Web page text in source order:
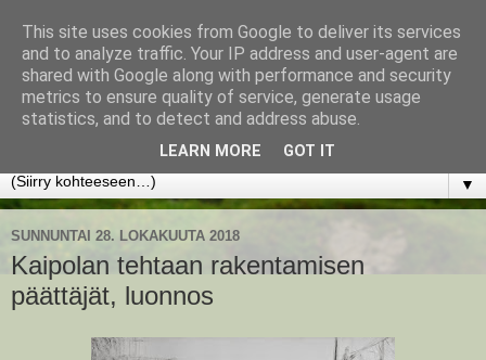
www.jyrkikokko.fi
Uusi Suunta - Jokainen hetki tarjoaa tilaisuuden muuttaa
▼
SUNNUNTAI 28. LOKAKUUTA 2018
Kaipolan tehtaan rakentamisen
päättäjät, luonnos
This site uses cookies from Google to deliver its services
and to analyze traffic. Your IP address and user-agent are
shared with Google along with performance and security
metrics to ensure quality of service, generate usage
statistics, and to detect and address abuse.
LEARN MORE GOT IT